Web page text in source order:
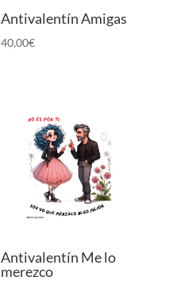
Antivalentín Amigas
40,00€
Antivalentín Me lo
merezco